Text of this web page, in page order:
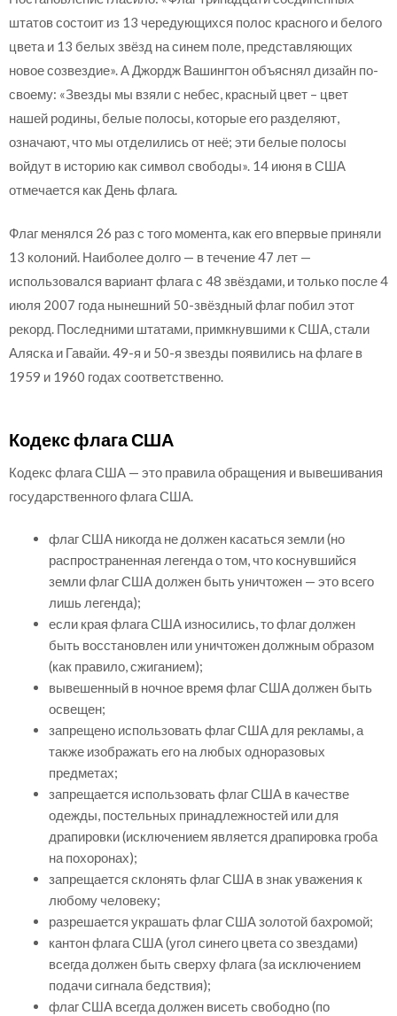
штатов состоит из 13 чередующихся полос красного и белого
цвета и 13 белых звёзд на синем поле, представляющих
новое созвездие». А Джордж Вашингтон объяснял дизайн по-
своему: «Звезды мы взяли с небес, красный цвет – цвет
нашей родины, белые полосы, которые его разделяют,
означают, что мы отделились от неё; эти белые полосы
войдут в историю как символ свободы». 14 июня в США
отмечается как День флага.
Флаг менялся 26 раз с того момента, как его впервые приняли
13 колоний. Наиболее долго — в течение 47 лет —
использовался вариант флага с 48 звёздами, и только после 4
июля 2007 года нынешний 50-звёздный флаг побил этот
рекорд. Последними штатами, примкнувшими к США, стали
Аляска и Гавайи. 49-я и 50-я звезды появились на флаге в
1959 и 1960 годах соответственно.
Кодекс флага США
Кодекс флага США — это правила обращения и вывешивания
государственного флага США.
флаг США никогда не должен касаться земли (но
распространенная легенда о том, что коснувшийся
земли флаг США должен быть уничтожен — это всего
лишь легенда);
если края флага США износились, то флаг должен
быть восстановлен или уничтожен должным образом
(как правило, сжиганием);
вывешенный в ночное время флаг США должен быть
освещен;
запрещено использовать флаг США для рекламы, а
также изображать его на любых одноразовых
предметах;
запрещается использовать флаг США в качестве
одежды, постельных принадлежностей или для
драпировки (исключением является драпировка гроба
на похоронах);
запрещается склонять флаг США в знак уважения к
любому человеку;
разрешается украшать флаг США золотой бахромой;
кантон флага США (угол синего цвета со звездами)
всегда должен быть сверху флага (за исключением
подачи сигнала бедствия);
флаг США всегда должен висеть свободно (по